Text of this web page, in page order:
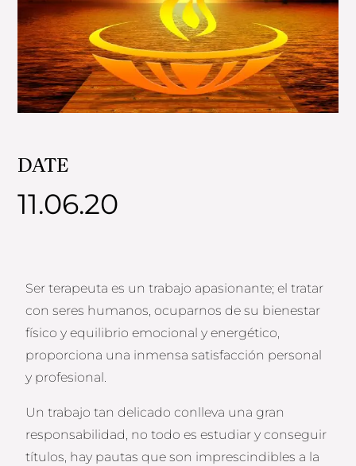
DATE
11.06.20
Ser terapeuta es un trabajo apasionante; el tratar
con seres humanos, ocuparnos de su bienestar
físico y equilibrio emocional y energético,
proporciona una inmensa satisfacción personal
y profesional.
Un trabajo tan delicado conlleva una gran
responsabilidad, no todo es estudiar y conseguir
títulos, hay pautas que son imprescindibles a la